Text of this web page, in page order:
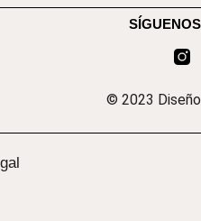
© 2023